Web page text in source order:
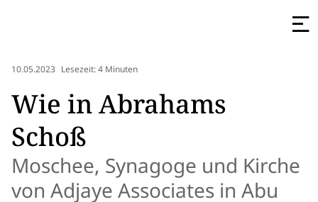
10.05.2023 Lesezeit: 4 Minuten
Wie in Abrahams
Schoß
Moschee, Synagoge und Kirche
von Adjaye Associates in Abu